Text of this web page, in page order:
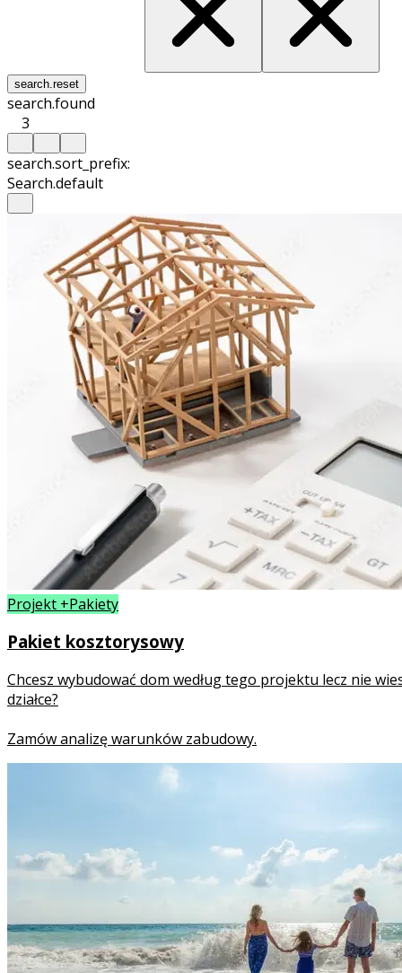
search.reset
search.found
3
search.sort_prefix:
Search.default
Projekt +Pakiety
Pakiet kosztorysowy
Chcesz wybudować dom według tego projektu lecz nie
działce?
Zamów analizę warunków zabudowy.